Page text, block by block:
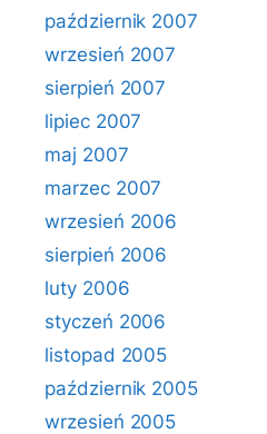
październik 2007
wrzesień 2007
sierpień 2007
lipiec 2007
maj 2007
marzec 2007
wrzesień 2006
sierpień 2006
luty 2006
styczeń 2006
listopad 2005
październik 2005
wrzesień 2005